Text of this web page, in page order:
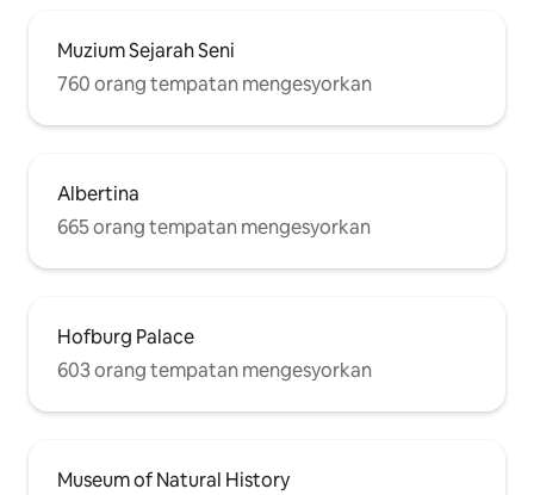
Muzium Sejarah Seni
760 orang tempatan mengesyorkan
Albertina
665 orang tempatan mengesyorkan
Hofburg Palace
603 orang tempatan mengesyorkan
Museum of Natural History